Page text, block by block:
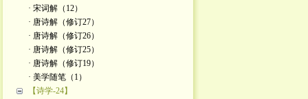
· 宋词解（12）
· 唐诗解（修订27）
· 唐诗解（修订26）
· 唐诗解（修订25）
· 唐诗解（修订19）
· 美学随笔（1）
【诗学-24】